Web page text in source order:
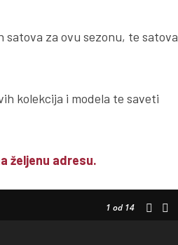
satova za ovu sezonu, te satova
kolekcija i modela te saveti
željenu adresu.
1 od 14